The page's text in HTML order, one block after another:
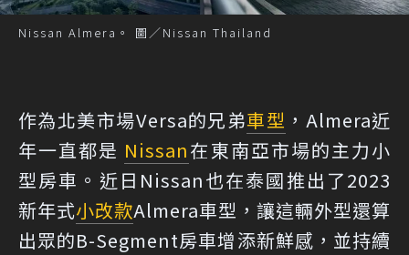
Nissan Almera。 圖／Nissan Thailand
作為北美市場Versa的兄弟車型 ，Almera近
年一直都是 Nissan在東南亞市場的主力小
型房車。近日Nissan也在泰國推出了2023
新年式小改款Almera車型，讓這輛外型還算
出眾的B-Segment房車增添新鮮感，並持續